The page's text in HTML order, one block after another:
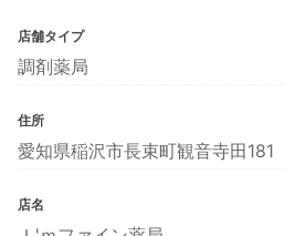
店舗タイプ
調剤薬局
住所
愛知県稲沢市長束町観音寺田181
店名